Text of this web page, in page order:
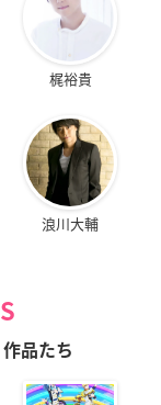
梶裕貴
浪川大輔
品たち